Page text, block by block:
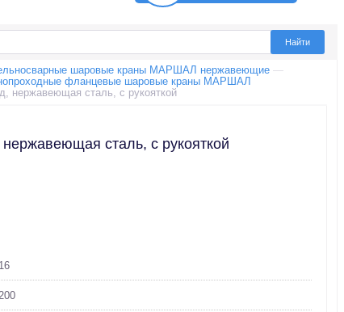
шаровые краны МАРШАЛ нержавеющие —
фланцевые шаровые краны МАРШАЛ
нержавеющая сталь, с рукояткой
сталь, с рукояткой
16
200